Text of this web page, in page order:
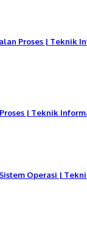
Proses | Teknik
| Teknik
Operasi |